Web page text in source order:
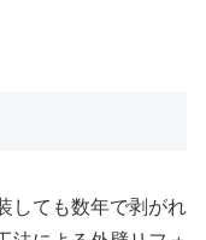
しても数年で剥がれ